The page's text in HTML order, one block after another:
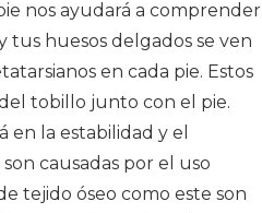
nos ayudará a comprender
tus huesos delgados se ven
en cada pie. Estos
tobillo junto con el pie.
la estabilidad y el
causadas por el uso
tejido óseo como este son